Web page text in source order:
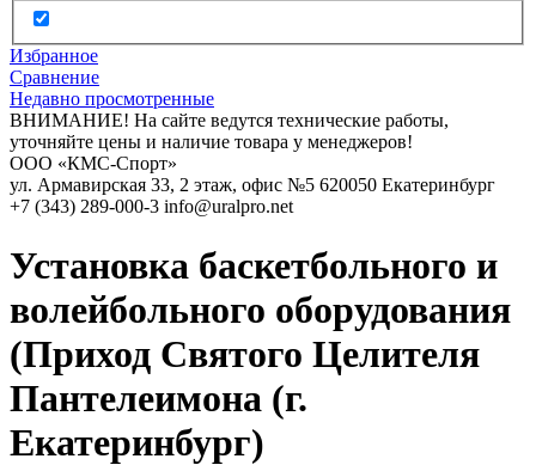
Избранное
Сравнение
Недавно просмотренные
ВНИМАНИЕ! На сайте ведутся технические работы,
уточняйте цены и наличие товара у менеджеров!
ООО «КМС-Спорт»
ул. Армавирская 33, 2 этаж, офис №5 620050 Екатеринбург
+7 (343) 289-000-3 info@uralpro.net
Установка баскетбольного и
волейбольного оборудования
(Приход Святого Целителя
Пантелеимона (г.
Екатеринбург)